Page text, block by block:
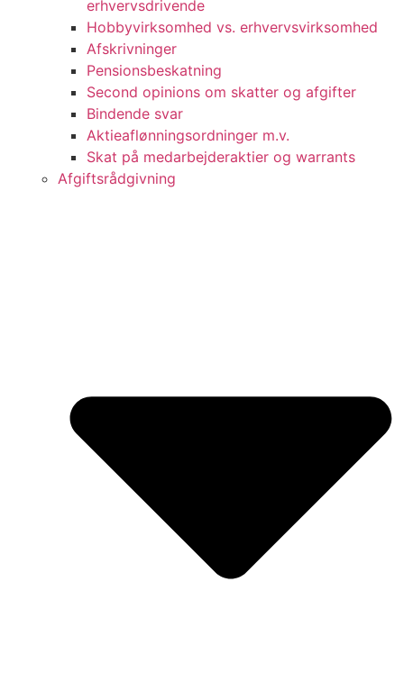
erhvervsdrivende
Hobbyvirksomhed vs. erhvervsvirksomhed
Afskrivninger
Pensionsbeskatning
Second opinions om skatter og afgifter
Bindende svar
Aktieaflønningsordninger m.v.
Skat på medarbejderaktier og warrants
Afgiftsrådgivning